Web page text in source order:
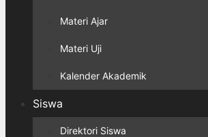
Materi Ajar
Materi Uji
Kalender Akademik
Siswa
Direktori Siswa